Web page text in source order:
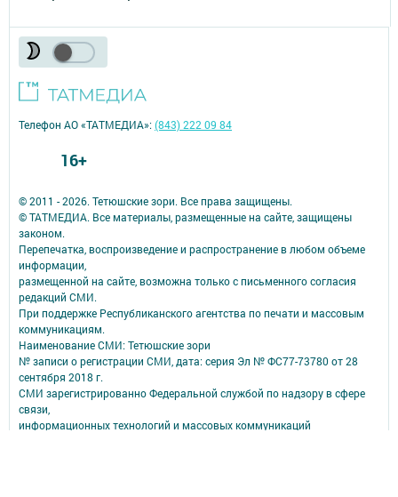
© 2011 - 2026. Тетюшские зори. Все права защищены.
© ТАТМЕДИА. Все материалы, размещенные на сайте, защищены
законом.
Перепечатка, воспроизведение и распространение в любом объеме
информации,
размещенной на сайте, возможна только с письменного согласия
редакций СМИ.
При поддержке Республиканского агентства по печати и массовым
коммуникациям.
Наименование СМИ: Тетюшские зори
№ записи о регистрации СМИ, дата: серия Эл № ФС77-73780 от 28
сентября 2018 г.
СМИ зарегистрированно Федеральной службой по надзору в сфере
связи,
информационных технологий и массовых коммуникаций
Телефон АО «ТАТМЕДИА»:(843) 222 09 84
16+